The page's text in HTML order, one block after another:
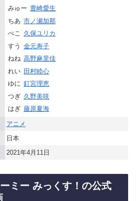
みゅー 豊崎愛生
ちあ 市ノ瀬加那
ぺこ
久保ユリカ
すう 金元寿子
ねね 高野麻里佳
れい 田村睦心
ゆに 釘宮理恵
つぎ 久野美咲
はぎ 藤原夏海
アニメ
日本
2021年4月11日
ミー みっくす！の公式